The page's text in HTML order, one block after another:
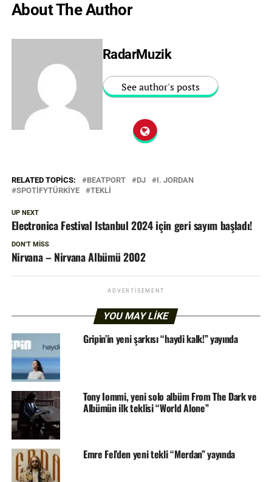
About The Author
RadarMuzik
See author's posts
RELATED TOPICS: BEATPORT DJ
I. JORDAN
SPOTIFYTÜRKIYE
TEKLI
UP NEXT
Electronica Festival Istanbul 2024 için geri sayım başladı!
DON'T MISS
Nirvana – Nirvana Albümü 2002
ADVERTISEMENT
YOU MAY LIKE
Gripin’in yeni şarkısı “haydi kalk!” yayında
Tony Iommi, yeni solo albüm From The Dark ve
Albümün ilk teklisi “World Alone”
Emre Fel’den yeni tekli “Merdan” yayında